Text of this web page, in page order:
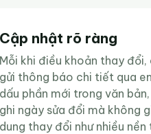
Cập nhật rõ ràng
Mỗi khi điều khoản thay đổi,
gửi thông báo chi tiết qua
dấu phần mới trong văn
ghi ngày sửa đổi mà không
dung thay đổi như nhiều nền